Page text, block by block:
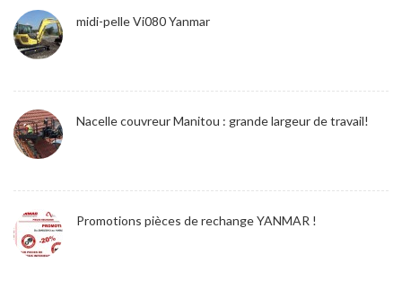
midi-pelle Vi080 Yanmar
Nacelle couvreur Manitou : grande largeur de travail!
Promotions pièces de rechange YANMAR !